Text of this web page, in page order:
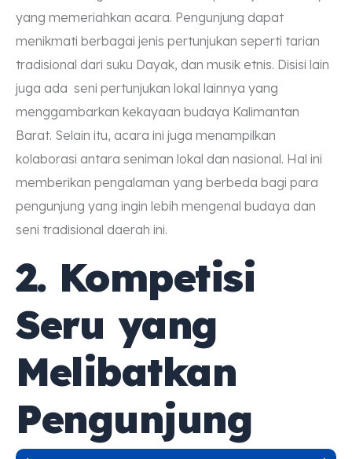
yang memeriahkan acara. Pengunjung dapat
menikmati berbagai jenis pertunjukan seperti tarian
tradisional dari suku Dayak, dan musik etnis. Disisi lain
juga ada seni pertunjukan lokal lainnya yang
menggambarkan kekayaan budaya Kalimantan
Barat. Selain itu, acara ini juga menampilkan
kolaborasi antara seniman lokal dan nasional. Hal ini
memberikan pengalaman yang berbeda bagi para
pengunjung yang ingin lebih mengenal budaya dan
seni tradisional daerah ini.
2. Kompetisi
Seru yang
Melibatkan
Pengunjung